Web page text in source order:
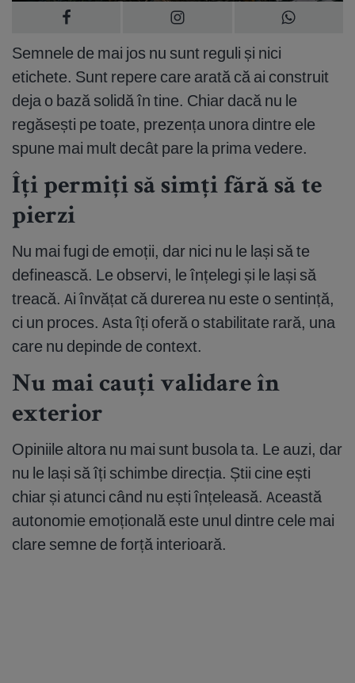
Semnele de mai jos nu sunt reguli și nici
etichete. Sunt repere care arată că ai construit
deja o bază solidă în tine. Chiar dacă nu le
regăsești pe toate, prezența unora dintre ele
spune mai mult decât pare la prima vedere.
Îți permiți să simți fără să te
pierzi
Nu mai fugi de emoții, dar nici nu le lași să te
definească. Le observi, le înțelegi și le lași să
treacă. Ai învățat că durerea nu este o sentință,
ci un proces. Asta îți oferă o stabilitate rară, una
care nu depinde de context.
Nu mai cauți validare în
exterior
Opiniile altora nu mai sunt busola ta. Le auzi, dar
nu le lași să îți schimbe direcția. Știi cine ești
chiar și atunci când nu ești înțeleasă. Această
autonomie emoțională este unul dintre cele mai
clare semne de forță interioară.